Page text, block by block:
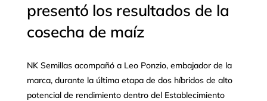
presentó los resultados de la
cosecha de maíz
NK Semillas acompañó a Leo Ponzio, embajador de la
marca, durante la última etapa de dos híbridos de alto
potencial de rendimiento dentro del Establecimiento